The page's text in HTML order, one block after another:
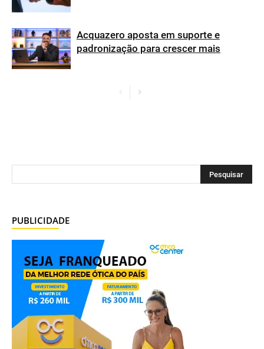
Acquazero aposta em suporte e
padronização para crescer mais
PUBLICIDADE